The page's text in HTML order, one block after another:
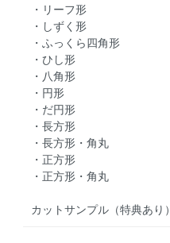
・リーフ形
・しずく形
・ふっくら四角形
・ひし形
・八角形
・円形
・だ円形
・長方形
・長方形・角丸
・正方形
・正方形・角丸
カットサンプル（特典あり）